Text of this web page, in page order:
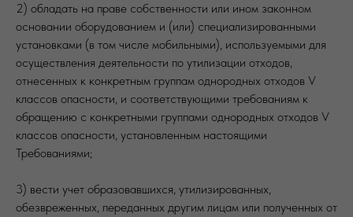
2) обладать на праве собственности или ином законном
основании оборудованием и (или) специализированными
установками (в том числе мобильными), используемыми для
осуществления деятельности по утилизации отходов,
отнесенных к конкретным группам однородных отходов V
классов опасности, и соответствующими требованиям к
обращению с конкретными группами однородных отходов V
классов опасности, установленным настоящими
Требованиями;
3) вести учет образовавшихся, утилизированных,
обезвреженных, переданных другим лицам или полученных от